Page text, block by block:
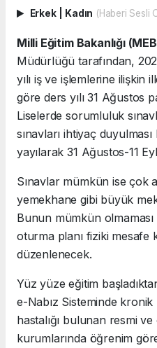
Erkek Kadın (Haberi Sesli
Milli Eğitim Bakanlığı
Müdürlüğü tarafından,
yılı iş ve işlemlerine ilişkin
göre ders yılı 31 Ağustos
Liselerde sorumluluk
sınavları ihtiyaç
yayılarak 31 Ağustos-11
Sınavlar mümkün ise çok
yemekhane gibi büyük
Bunun mümkün
oturma planı fiziki mesafe
düzenlenecek.
Yüz yüze eğitim
e-Nabız Sisteminde kronik
hastalığı bulunan resmi
kurumlarında öğrenim